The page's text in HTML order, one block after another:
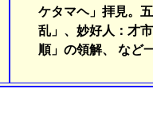
ケタマヘ」拝見。
乱」、妙好人：才
順」の領解、 など